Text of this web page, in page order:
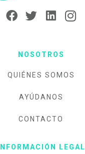
NOSOTROS
QUIÉNES SOMOS
AYÚDANOS
CONTACTO
INFORMACIÓN LEGAL